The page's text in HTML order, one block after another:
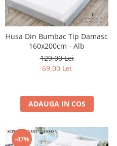
Lenjerii Matase
Lenjerii Creponate
Lenjerii pentru PASTE
Set Lenjerie + Draperii Pat Dublu
Husa Din Bumbac Tip Damasc
160x200cm - Alb
129,00 Lei
69,00 Lei
ADAUGA IN COS
-47%